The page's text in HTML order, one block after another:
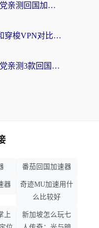
穿梭和海龟哪个好？海外党亲测回国加速器，附电脑免费VPN推荐
Quickback VPN好用吗？和穿梭VPN对比哪个回国效果更好？海外党必看的真实测评与选择指南
穿梭和快喵好用吗？海外党亲测3款回国加速器，附日本回国VPN避坑指南
番茄回国加速器
器
奇迹MU加速用什
么比较好
上
新加坡怎么玩七